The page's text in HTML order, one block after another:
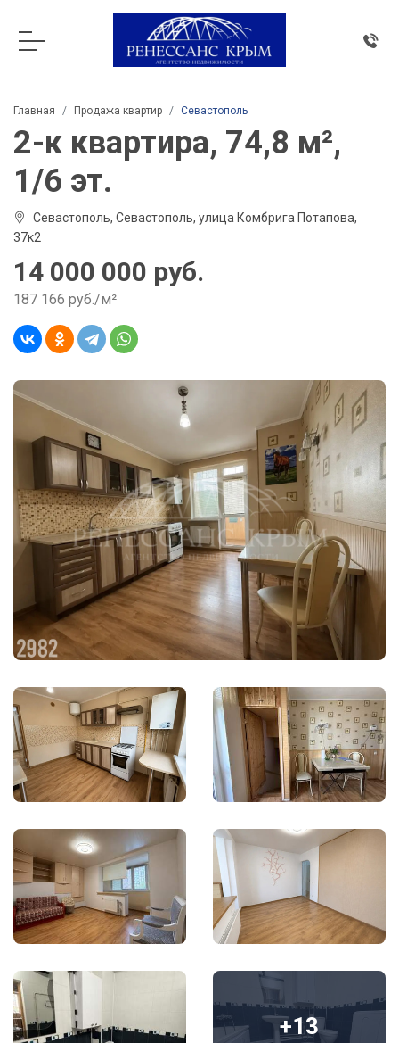
Главная Продажа квартир Севастополь
2-к квартира, 74,8 м²,
1/6 эт.
Севастополь, Севастополь, улица Комбрига Потапова,
37к2
14 000 000 руб.
187 166 руб./м²
+13